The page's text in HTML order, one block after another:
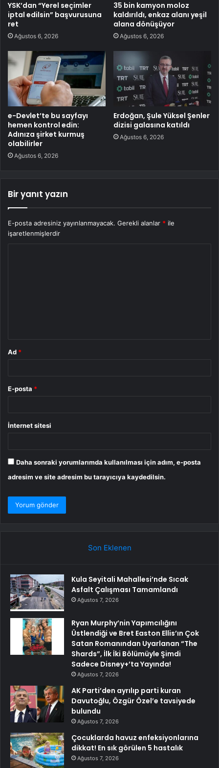
YSK’dan “Yerel seçimler
iptal edilsin” başvurusuna
ret
Ağustos 6, 2026
35 bin kamyon moloz
kaldırıldı, enkaz alanı yeşil
alana dönüşüyor
Ağustos 6, 2026
e-Devlet’te bu sayfayı
hemen kontrol edin:
Adınıza şirket kurmuş
olabilirler
Ağustos 6, 2026
Erdoğan, Şule Yüksel Şenler
dizisi galasına katıldı
Ağustos 6, 2026
Bir yanıt yazın
E-posta adresiniz yayınlanmayacak. Gerekli alanlar * ile
işaretlenmişlerdir
Ad *
E-posta *
İnternet sitesi
Daha sonraki yorumlarımda kullanılması için adım, e-posta
adresim ve site adresim bu tarayıcıya kaydedilsin.
Son Eklenen
Kula Seyitali Mahallesi’nde Sıcak
Asfalt Çalışması Tamamlandı
Ağustos 7, 2026
Ryan Murphy’nin Yapımcılığını
Üstlendiği ve Bret Easton Ellis’ın Çok
Satan Romanından Uyarlanan “The
Shards”, İlk İki Bölümüyle Şimdi
Sadece Disney+’ta Yayında!
Ağustos 7, 2026
AK Parti’den ayrılıp parti kuran
Davutoğlu, Özgür Özel’e tavsiyede
bulundu
Ağustos 7, 2026
Çocuklarda havuz enfeksiyonlarına
dikkat! En sık görülen 5 hastalık
Ağustos 7, 2026